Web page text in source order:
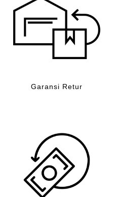
Garansi Retur